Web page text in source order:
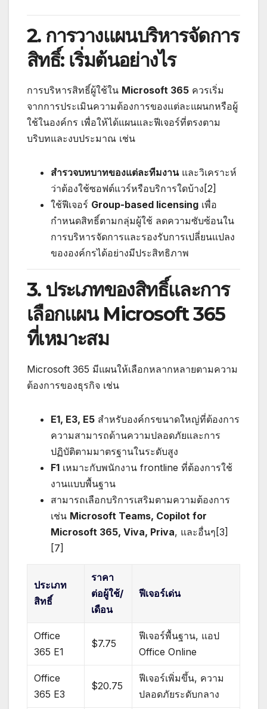
2. การวางแผนบริหารจัดการ
สิทธิ์: เริ่มต้นอย่างไร
การบริหารสิทธิ์ผู้ใช้ใน Microsoft 365 ควรเริ่ม
จากการประเมินความต้องการของแต่ละแผนกหรือผู้
ใช้ในองค์กร เพื่อให้ได้แผนและฟีเจอร์ที่ตรงตาม
บริบทและงบประมาณ เช่น
สำรวจบทบาทของแต่ละทีมงานและวิเคราะห์
ว่าต้องใช้ซอฟต์แวร์หรือบริการใดบ้าง[2]
ใช้ฟีเจอร์ Group-based licensing เพื่อ
กำหนดสิทธิ์ตามกลุ่มผู้ใช้ ลดความซับซ้อนใน
การบริหารจัดการและรองรับการเปลี่ยนแปลง
ขององค์กรได้อย่างมีประสิทธิภาพ
3. ประเภทของสิทธิ์และการ
เลือกแผน Microsoft 365
ที่เหมาะสม
Microsoft 365 มีแผนให้เลือกหลากหลายตามความ
ต้องการของธุรกิจ เช่น
E1, E3, E5 สำหรับองค์กรขนาดใหญ่ที่ต้องการ
ความสามารถด้านความปลอดภัยและการ
ปฏิบัติตามมาตรฐานในระดับสูง
F1 เหมาะกับพนักงาน frontline ที่ต้องการใช้
งานแบบพื้นฐาน
สามารถเลือกบริการเสริมตามความต้องการ
เช่น Microsoft Teams, Copilot for
Microsoft 365, Viva, Priva, และอื่นๆ[3]
[7]
ประเภท
สิทธิ์
ราคา
ต่อผู้ใช้/
เดือน
ฟีเจอร์เด่น
Office
365 E1
$7.75
ฟีเจอร์พื้นฐาน, แอป
Office Online
Office
365 E3
$20.75
ฟีเจอร์เพิ่มขึ้น, ความ
ปลอดภัยระดับกลาง